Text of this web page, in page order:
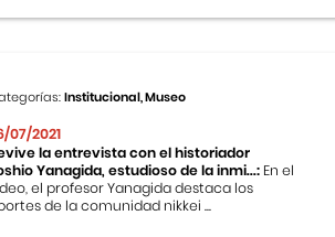
Institucional, Museo
07/2021
la entrevista con el historiador
Yanagida, estudioso de la inmi...: En el
el profesor Yanagida destaca los
de la comunidad nikkei ...